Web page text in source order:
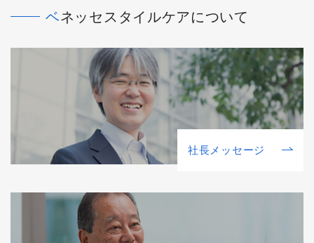
ベネッセスタイルケアについて
社⻑メッセージ